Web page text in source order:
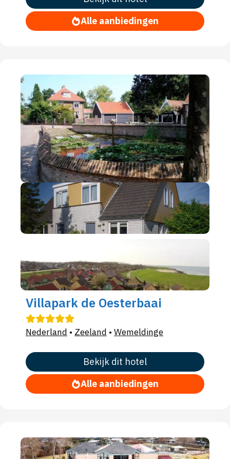
Alle aanbiedingen
Villapark de Oesterbaai
Nederland • Zeeland • Wemeldinge
Bekijk dit hotel
Alle aanbiedingen